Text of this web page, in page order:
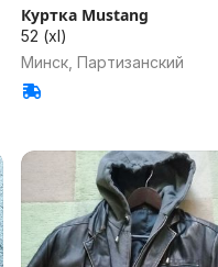
Куртка Mustang
52 (xl)
Минск, Партизанский